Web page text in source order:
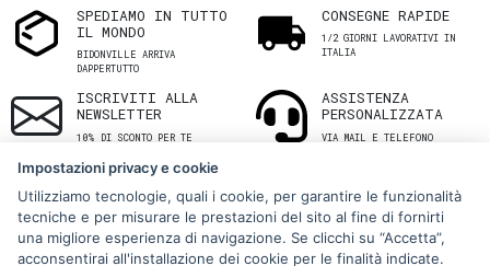
SPEDIAMO IN TUTTO
IL MONDO
BIDONVILLE ARRIVA
DAPPERTUTTO
CONSEGNE RAPIDE
1/2 GIORNI LAVORATIVI IN
ITALIA
ISCRIVITI ALLA
NEWSLETTER
10% DI SCONTO PER TE
ASSISTENZA
PERSONALIZZATA
VIA MAIL E TELEFONO
Impostazioni privacy e cookie
Utilizziamo tecnologie, quali i cookie, per garantire le funzionalità
tecniche e per misurare le prestazioni del sito al fine di fornirti
una migliore esperienza di navigazione. Se clicchi su “Accetta”,
acconsentirai all'installazione dei cookie per le finalità indicate.